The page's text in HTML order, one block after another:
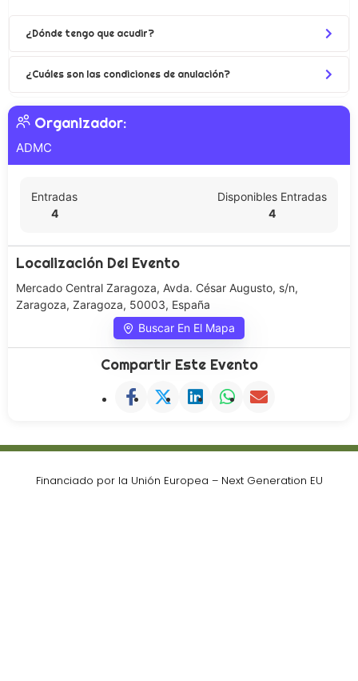
¿Dónde tengo que acudir?
¿Cuáles son las condiciones de anulación?
Organizador:
ADMC
Entradas
4
Disponibles Entradas
4
Localización Del Evento
Mercado Central Zaragoza, Avda. César Augusto, s/n,
Zaragoza, Zaragoza, 50003, España
Buscar En El Mapa
Compartir Este Evento
Financiado por la Unión Europea – Next Generation EU